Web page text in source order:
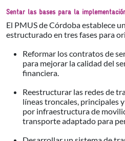
Sentar las bases para la
El PMUS de Córdoba establece
estructurado en tres fases para
Reformar los contratos de
para mejorar la calidad del
financiera.
Reestructurar las redes de
líneas troncales, principales
por infraestructura de
transporte adaptado para